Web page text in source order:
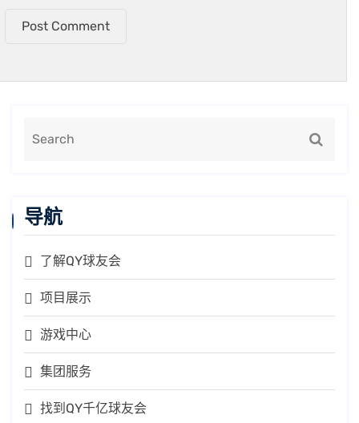
Post Comment
导航
了解QY球友会
项目展示
游戏中心
集团服务
找到QY千亿球友会